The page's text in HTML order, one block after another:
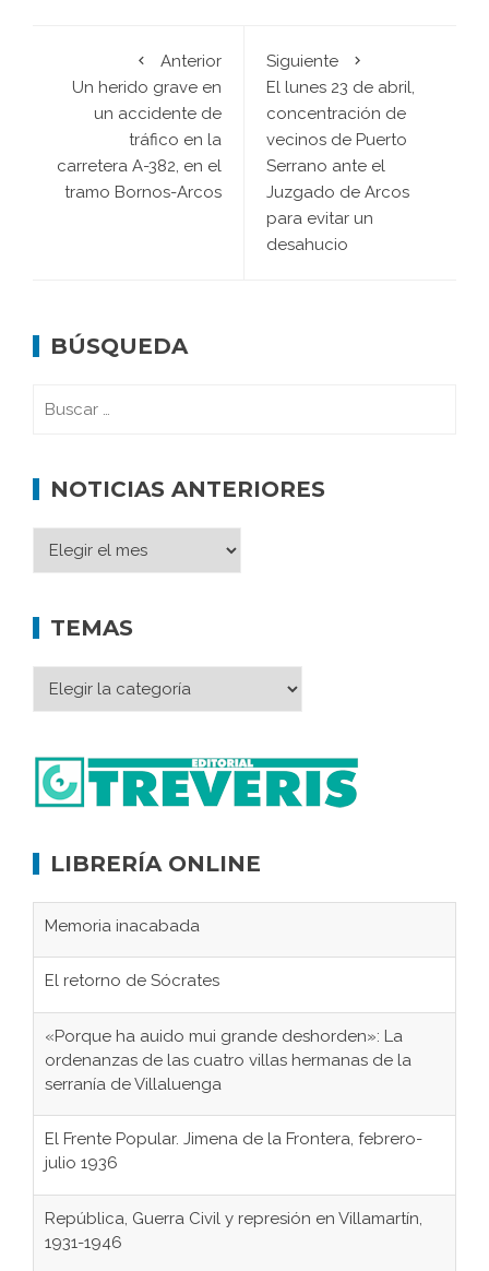
Anterior
Un herido grave en
un accidente de
tráfico en la
carretera A-382, en el
tramo Bornos-Arcos
Siguiente
El lunes 23 de abril,
concentración de
vecinos de Puerto
Serrano ante el
Juzgado de Arcos
para evitar un
desahucio
BÚSQUEDA
NOTICIAS ANTERIORES
TEMAS
LIBRERÍA ONLINE
Memoria inacabada
El retorno de Sócrates
«Porque ha auido mui grande deshorden»: La
ordenanzas de las cuatro villas hermanas de la
serranía de Villaluenga
El Frente Popular. Jimena de la Frontera, febrero-
julio 1936
República, Guerra Civil y represión en Villamartín,
1931-1946